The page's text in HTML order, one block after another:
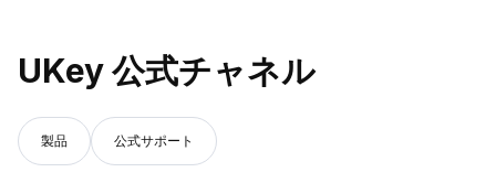
UKey 公式チャネル
製品 公式サポート